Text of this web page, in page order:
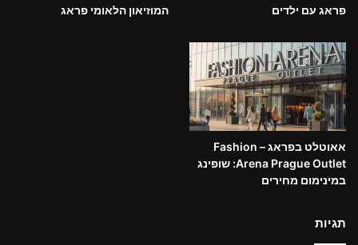
פראג עם ילדים המוזיאון הלאומי פראג
אאוטלט בפראג – Fashion
Arena Prague Outlet: שופינג
במינימום מחירים
תגיות